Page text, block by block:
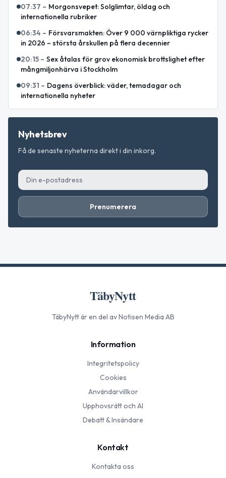
07:37 – Morgonsvepet: Solglimtar, öldag och
internationella rubriker
06:34 – Försvarsmakten: Över 9 000 värnpliktiga rycker
in 2026 – största årskullen på flera decennier
20:15 – Sex åtalas för grov ekonomisk brottslighet efter
mångmiljonhärva i Stockholm
09:31 – Dagens överblick: väder, temadagar och
internationella nyheter
Nyhetsbrev
Få de senaste nyheterna direkt i din inkorg.
Prenumerera
TäbyNytt
TäbyNyttär en del av Notisen Media AB
Information
Integritetspolicy
Cookies
Användarvillkor
Upphovsrätt och AI
Debatt & Insändare
Kontakt
Kontakta oss